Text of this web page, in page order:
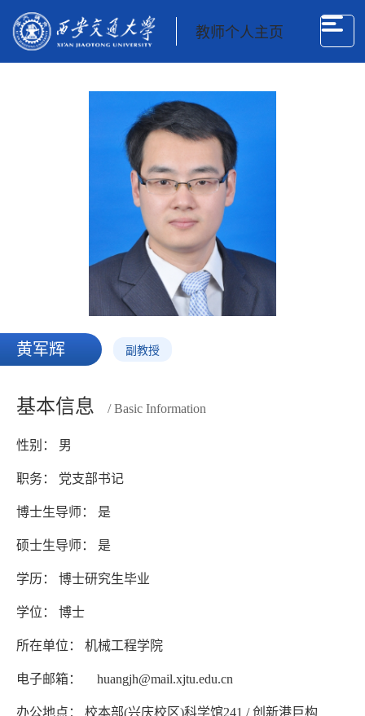
教师个人主页
黄军辉 副教授
基本信息 / Basic Information
性别： 男
职务： 党支部书记
博士生导师： 是
硕士生导师： 是
学历： 博士研究生毕业
学位： 博士
所在单位： 机械工程学院
电子邮箱： huangjh@mail.xjtu.edu.cn
办公地点： 校本部(兴庆校区)科学馆241 / 创新港巨构